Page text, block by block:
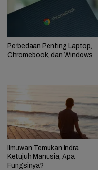
Perbedaan Penting Laptop,
Chromebook, dan Windows
Ilmuwan Temukan Indra
Ketujuh Manusia, Apa
Fungsinya?